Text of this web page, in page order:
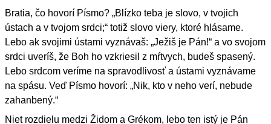
Bratia, čo hovorí Písmo? „Blízko teba je slovo, v tvojich
ústach a v tvojom srdci;“ totiž slovo viery, ktoré hlásame.
Lebo ak svojimi ústami vyznávaš: „Ježiš je Pán!“ a vo svojom
srdci uveríš, že Boh ho vzkriesil z mŕtvych, budeš spasený.
Lebo srdcom veríme na spravodlivosť a ústami vyznávame
na spásu. Veď Písmo hovorí: „Nik, kto v neho verí, nebude
zahanbený.“
Niet rozdielu medzi Židom a Grékom, lebo ten istý je Pán